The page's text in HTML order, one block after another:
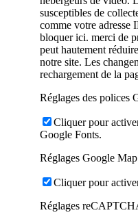
susceptibles de
comme votre adresse
bloquer ici. merci de
peut hautement
notre site. Les
rechargement de la
Réglages des polices
Cliquer pour
Google Fonts.
Réglages Google
Cliquer pour
Réglages